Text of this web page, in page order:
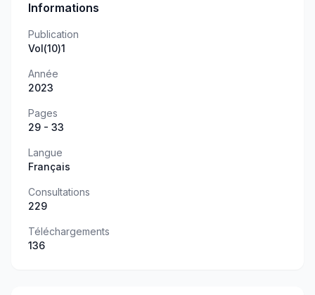
Informations
Publication
Vol(10)1
Année
2023
Pages
29 - 33
Langue
Français
Consultations
229
Téléchargements
136